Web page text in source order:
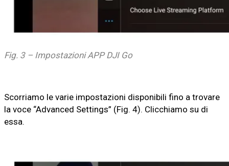
Fig. 3 – Impostazioni APP DJI Go
Scorriamo le varie impostazioni disponibili fino a trovare
la voce “Advanced Settings” (Fig. 4). Clicchiamo su di
essa.